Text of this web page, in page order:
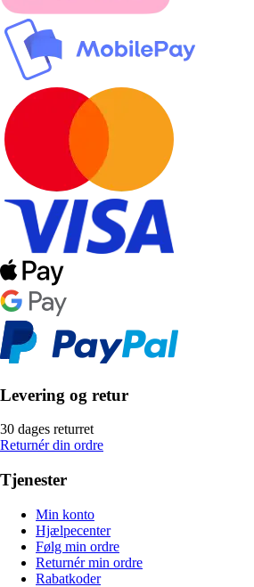
Levering og retur
30 dages returret
Returnér din ordre
Tjenester
Min konto
Hjælpecenter
Følg min ordre
Returnér min ordre
Rabatkoder